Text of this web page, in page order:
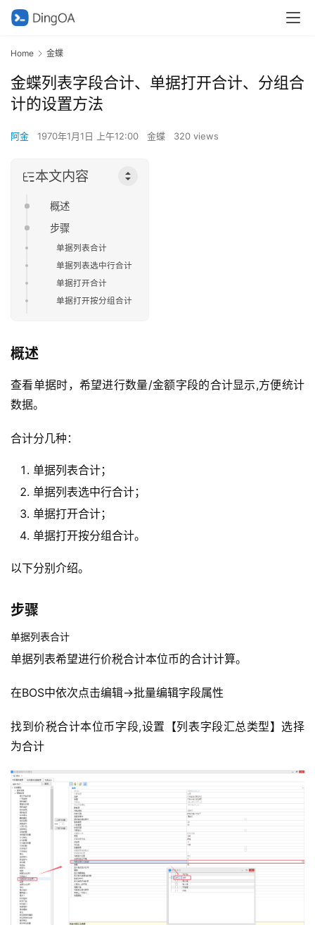
Home 金蝶
金蝶列表字段合计、单据打开合计、分组合
计的设置方法
阿金 1970年1月1日 上午12:00 金蝶 320 views
本文内容
概述
步骤
单据列表合计
单据列表选中行合计
单据打开合计
单据打开按分组合计
概述
查看单据时，希望进行数量/金额字段的合计显示,方便统计
数据。
合计分几种：
单据列表合计；
单据列表选中行合计；
单据打开合计；
单据打开按分组合计。
以下分别介绍。
步骤
单据列表合计
单据列表希望进行价税合计本位币的合计计算。
在BOS中依次点击编辑→批量编辑字段属性
找到价税合计本位币字段,设置【列表字段汇总类型】选择
为合计